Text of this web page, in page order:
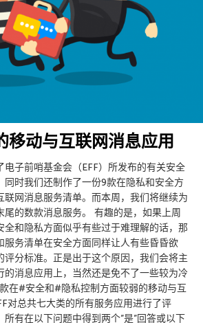
移动与互联网消息应用
电子前哨基金会（EFF）所发布的有关安全
同时我们还制作了一份9款在隐私和安全方
联网消息服务清单。而本周，我们将继续为
尾的数款消息服务。 有趣的是，如果上周
全和隐私方面似乎有些过于难理解的话，那
服务清单在安全方面同样让人有些昏昏欲
评分标准。正是出于这个原因，我们会将主
的消息应用上，当然还是免不了一些较为冷
在#安全和#隐私控制方面较弱的移动与互
对总共七大类的所有服务应用进行了评
有在以下问题中得到两个”是”回答或以下